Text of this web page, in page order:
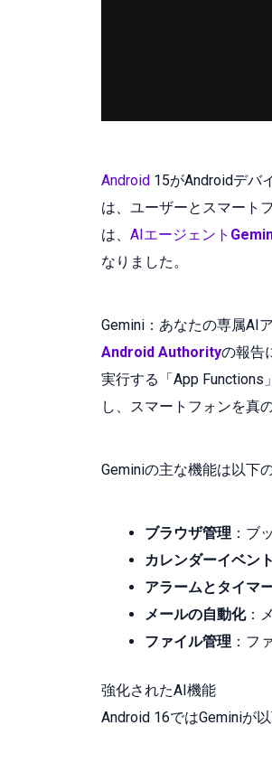
Android 15がAndroidデバ
は、ユーザーとスマート
は、 AIエージェント
なりました。
Gemini：あなたの専属AI
Android Authorityの報告
実行する「App
し、スマートフォンを真
Geminiの主な機能は以下
ブラウザ管理 ：ブ
カレンダーイベント
アラームとタイマ
メールの自動化：
ファイル管理 ：フ
強化されたAI機能
Android 16ではGeminiが